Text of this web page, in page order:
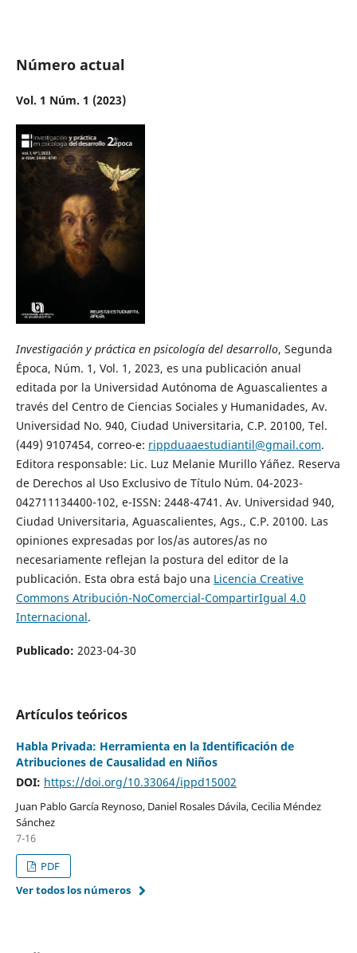
Número actual
Vol. 1 Núm. 1 (2023)
Investigación y práctica en psicología del desarrollo, Segunda
Época, Núm. 1, Vol. 1, 2023, es una publicación anual
editada por la Universidad Autónoma de Aguascalientes a
través del Centro de Ciencias Sociales y Humanidades, Av.
Universidad No. 940, Ciudad Universitaria, C.P. 20100, Tel.
(449) 9107454, correo-e: rippduaaestudiantil@gmail.com.
Editora responsable: Lic. Luz Melanie Murillo Yáñez. Reserva
de Derechos al Uso Exclusivo de Título Núm. 04-2023-
042711134400-102, e-ISSN: 2448-4741. Av. Universidad 940,
Ciudad Universitaria, Aguascalientes, Ags., C.P. 20100. Las
opiniones expresadas por los/as autores/as no
necesariamente reflejan la postura del editor de la
publicación. Esta obra está bajo una Licencia Creative
Commons Atribución-NoComercial-CompartirIgual 4.0
Internacional.
Publicado: 2023-04-30
Artículos teóricos
Habla Privada: Herramienta en la Identificación de
Atribuciones de Causalidad en Niños
DOI: https://doi.org/10.33064/ippd15002
Juan Pablo García Reynoso, Daniel Rosales Dávila, Cecilia Méndez
Sánchez
7-16
PDF
Ver todos los números